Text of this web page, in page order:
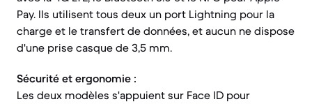
Pay. Ils utilisent tous deux un port Lightning pour la
charge et le transfert de données, et aucun ne dispose
d'une prise casque de 3,5 mm.
Sécurité et ergonomie :
Les deux modèles s'appuient sur Face ID pour